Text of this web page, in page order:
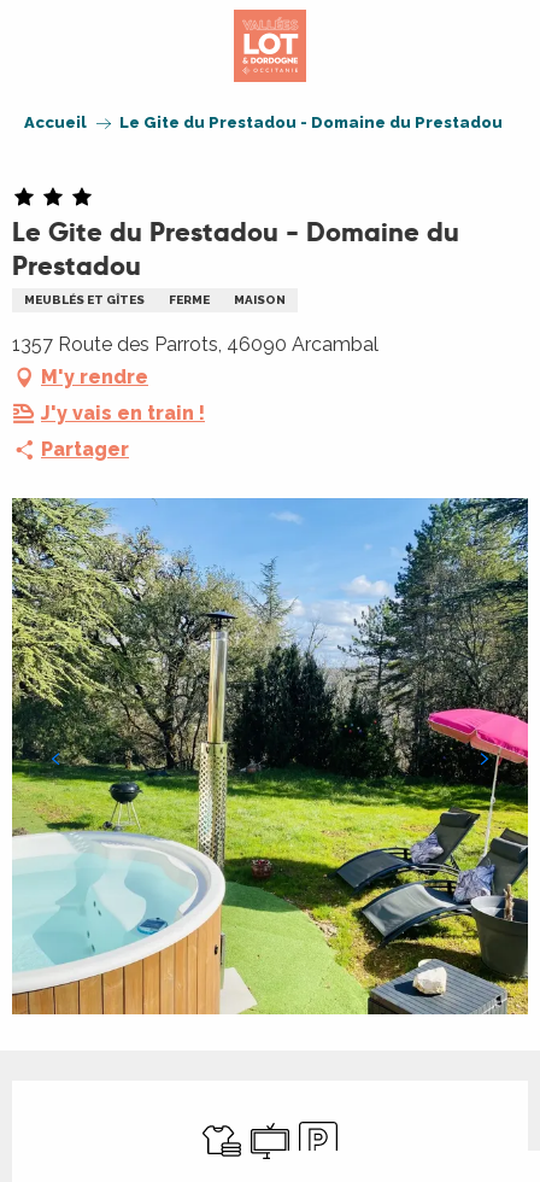
Accueil Le Gite du Prestadou - Domaine du Prestadou
Le Gite du Prestadou - Domaine du
Prestadou
MEUBLÉS ET GÎTES FERME MAISON
1357 Route des Parrots, 46090 Arcambal
M'y rendre
J'y vais en train !
Partager
Draps et linge
Télévision
Parking